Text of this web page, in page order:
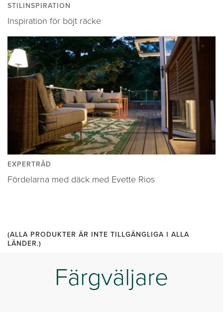
STILINSPIRATION
Inspiration för böjt räcke
EXPERTRÅD
Fördelarna med däck med Evette Rios
(ALLA PRODUKTER ÄR INTE TILLGÄNGLIGA I ALLA
LÄNDER.)
Färgväljare